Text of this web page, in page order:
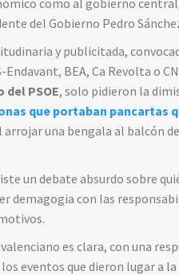
del Gobierno Pedro
y publicitada,
Endavant, BEA, Ca Revolta o
PSOE, solo pidieron la
que portaban pancartas
una bengala al balcón
un debate absurdo sobre
demagogia con las
es clara, con una
eventos que dieron lugar a